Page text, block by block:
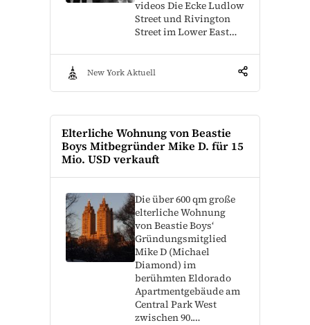
videos Die Ecke Ludlow
Street und Rivington
Street im Lower East…
New York Aktuell
Elterliche Wohnung von Beastie
Boys Mitbegründer Mike D. für 15
Mio. USD verkauft
Die über 600 qm große
elterliche Wohnung
von Beastie Boys‘
Gründungsmitglied
Mike D (Michael
Diamond) im
berühmten Eldorado
Apartmentgebäude am
Central Park West
zwischen 90.…